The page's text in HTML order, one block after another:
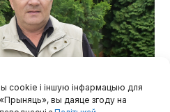
cookie і іншую інфармацыю для
вы даяце згоду на